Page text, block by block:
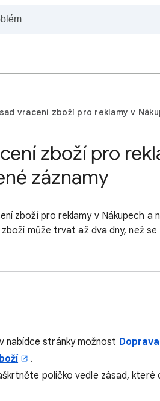
vracení zboží pro reklamy v
zboží pro
záznamy
zboží pro reklamy v Nákupech a
může trvat až dva dny, než
nabídce stránky možnost
.
políčko vedle zásad,